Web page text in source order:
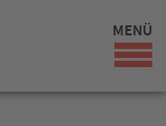
MENÜ